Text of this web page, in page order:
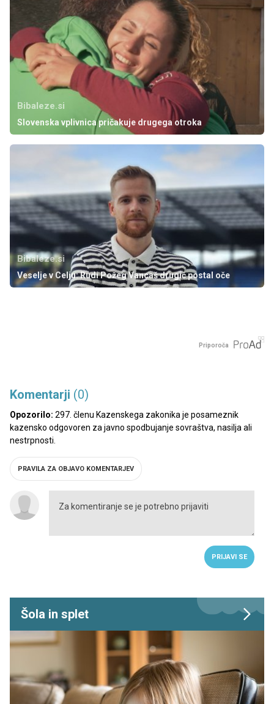
Bibaleze.si
Slovenska vplivnica pričakuje drugega otroka
Bibaleze.si
Veselje v Celju: Rudi Požeg Vancaš drugič postal oče
Priporoča
Komentarji (0)
Opozorilo: 297. členu Kazenskega zakonika je posameznik
kazensko odgovoren za javno spodbujanje sovraštva, nasilja ali
nestrpnosti.
PRAVILA ZA OBJAVO KOMENTARJEV
PRIJAVI SE
Šola in splet